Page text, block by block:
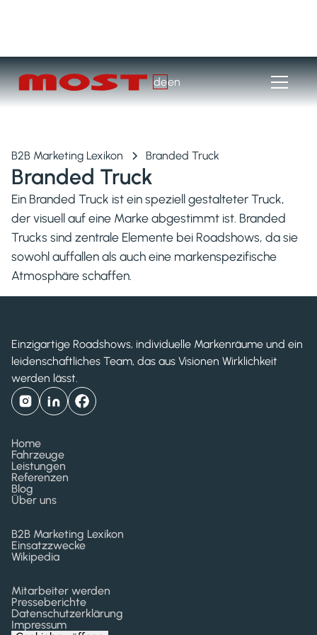
deen
B2B Marketing Lexikon Branded Truck
Branded Truck
Ein Branded Truck ist ein speziell gestalteter Truck,
der visuell auf eine Marke abgestimmt ist. Branded
Trucks sind zentrale Elemente bei Roadshows, da sie
sowohl auffallen als auch eine markenspezifische
Atmosphäre schaffen.
Einzigartige Roadshows, individuelle Markenräume und ein
leidenschaftliches Team, das aus Visionen Wirklichkeit
werden lässt.
Home
Fahrzeuge
Leistungen
Referenzen
Blog
Über uns
B2B Marketing Lexikon
Einsatzzwecke
Wikipedia
Mitarbeiter werden
Presseberichte
Datenschutzerklärung
Impressum